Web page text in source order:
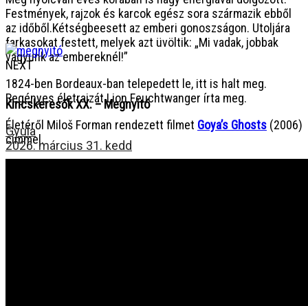
Festmények, rajzok és karcok egész sora származik ebből
az időből.Kétségbeesett az emberi gonoszságon. Utoljára
farkasokat festett, melyek azt üvöltik: „Mi vadak, jobbak
vagyunk az embereknél!”
1824-ben Bordeaux-ban telepedett le, itt is halt meg.
Regényes életrajzát Lion Feuchtwanger írta meg.
Életéről Miloš Forman rendezett filmet Goya’s Ghosts (2006)
címmel.
NEXT
Kincskeresők XX. – Megnyitó
Gyula
2026. március 31. kedd